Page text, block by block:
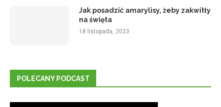
Jak posadzić amarylisy, żeby zakwitły
na święta
18 listopada, 2023
POLECANY PODCAST